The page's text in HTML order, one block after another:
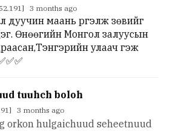
3 months ago
дуучин маань үргэлж зөвийг
Өнөөгийн Монгол залуусын
улаач гэж
tuuhch boloh
3 months ago
orkon hulgaichuud seheetnuud